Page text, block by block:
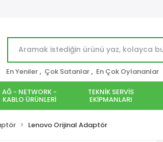
En Yeniler , Çok Satanlar , En Çok Oylananlar
AĞ - NETWORK -
KABLO ÜRÜNLERİ
TEKNİK SERVİS
EKİPMANLARI
Lenovo Orijinal Adaptör